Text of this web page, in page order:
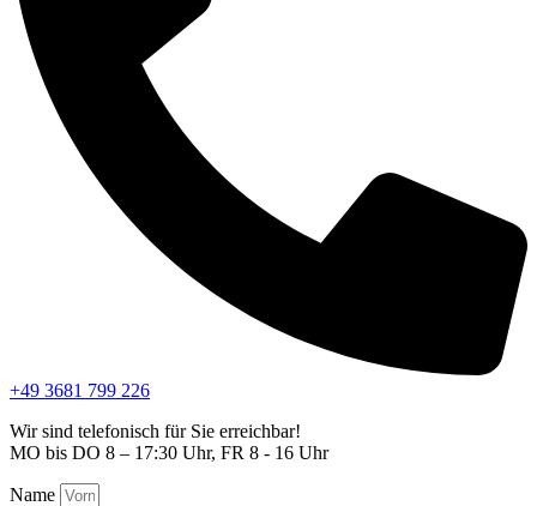
+49 3681 799 226
Wir sind telefonisch für Sie erreichbar!
MO bis DO 8 – 17:30 Uhr, FR 8 - 16 Uhr
Name